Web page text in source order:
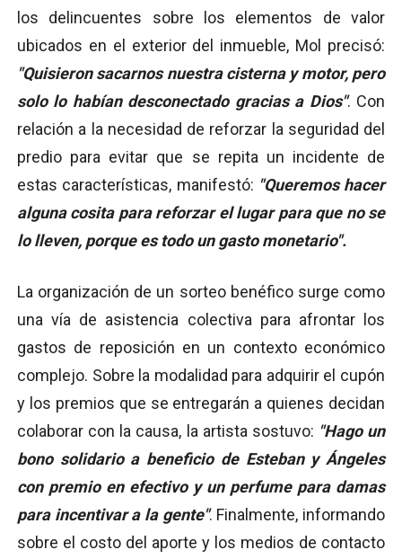
los delincuentes sobre los elementos de valor
ubicados en el exterior del inmueble, Mol precisó:
"Quisieron sacarnos nuestra cisterna y motor, pero
solo lo habían desconectado gracias a Dios". Con
relación a la necesidad de reforzar la seguridad del
predio para evitar que se repita un incidente de
estas características, manifestó: "Queremos hacer
alguna cosita para reforzar el lugar para que no se
lo lleven, porque es todo un gasto monetario".
La organización de un sorteo benéfico surge como
una vía de asistencia colectiva para afrontar los
gastos de reposición en un contexto económico
complejo. Sobre la modalidad para adquirir el cupón
y los premios que se entregarán a quienes decidan
colaborar con la causa, la artista sostuvo: "Hago un
bono solidario a beneficio de Esteban y Ángeles
con premio en efectivo y un perfume para damas
para incentivar a la gente". Finalmente, informando
sobre el costo del aporte y los medios de contacto